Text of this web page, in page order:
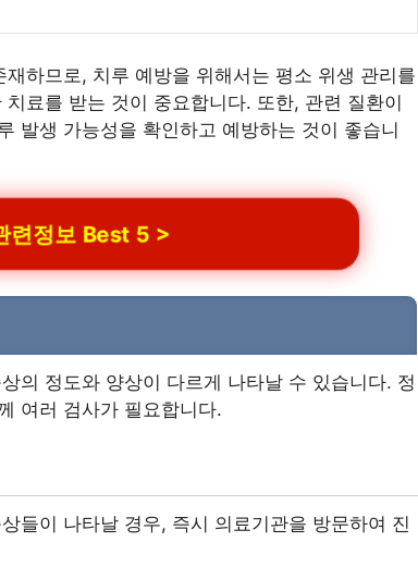
하므로, 치루 예방을 위해서는 평소 위생 관리를
료를 받는 것이 중요합니다. 또한, 관련 질환이
발생 가능성을 확인하고 예방하는 것이 좋습니
련정보 Best 5 >
의 정도와 양상이 다르게 나타날 수 있습니다. 정
여러 검사가 필요합니다.
들이 나타날 경우, 즉시 의료기관을 방문하여 진